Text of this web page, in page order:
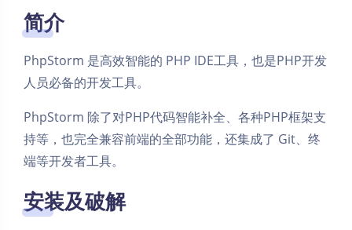
简介
PhpStorm 是高效智能的 PHP IDE工具，也是PHP开发
人员必备的开发工具。
PhpStorm 除了对PHP代码智能补全、各种PHP框架支
持等，也完全兼容前端的全部功能，还集成了 Git、终
端等开发者工具。
安装及破解